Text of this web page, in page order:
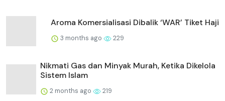
Aroma Komersialisasi Dibalik ‘WAR’ Tiket Haji
3 months ago 229
Nikmati Gas dan Minyak Murah, Ketika Dikelola
Sistem Islam
2 months ago 219